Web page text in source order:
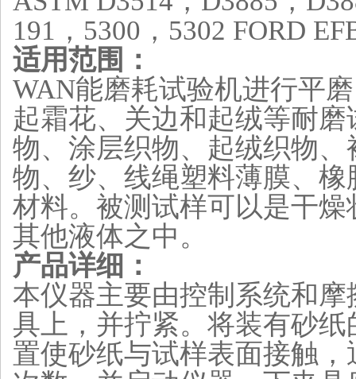
191，5300，5302 FORD
适用范围：
WAN能磨耗试验机进行平
起霜花、关边和起绒等耐
物、涂层织物、起绒织物
物、纱、线绳塑料薄膜、
材料。被测试样可以是干
其他液体之中。
产品详细：
本仪器主要由控制系统和
具上，并拧紧。将装有砂
置使砂纸与试样表面接触